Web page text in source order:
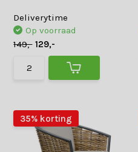
Deliverytime
Op voorraad
149,- 129,-
35% korting